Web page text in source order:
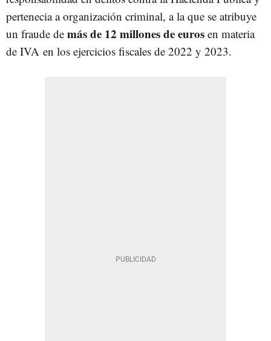
pertenecia a organización criminal, a la que se atribuye
un fraude de más de 12 millones de euros en materia
de IVA en los ejercicios fiscales de 2022 y 2023.